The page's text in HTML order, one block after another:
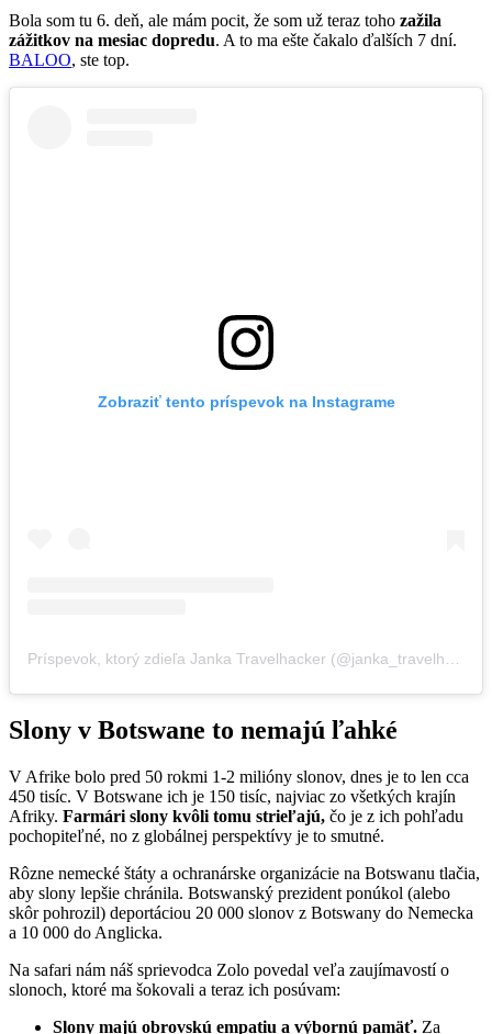
Bola som tu 6. deň, ale mám pocit, že som už teraz toho zažila
zážitkov na mesiac dopredu. A to ma ešte čakalo ďalších 7 dní.
BALOO, ste top.
Zobraziť tento príspevok na Instagrame
Slony v Botswane to nemajú ľahké
V Afrike bolo pred 50 rokmi 1-2 milióny slonov, dnes je to len cca
450 tisíc. V Botswane ich je 150 tisíc, najviac zo všetkých krajín
Afriky. Farmári slony kvôli tomu strieľajú, čo je z ich pohľadu
pochopiteľné, no z globálnej perspektívy je to smutné.
Rôzne nemecké štáty a ochranárske organizácie na Botswanu tlačia,
aby slony lepšie chránila. Botswanský prezident ponúkol (alebo
skôr pohrozil) deportáciou 20 000 slonov z Botswany do Nemecka
a 10 000 do Anglicka.
Na safari nám náš sprievodca Zolo povedal veľa zaujímavostí o
slonoch, ktoré ma šokovali a teraz ich posúvam:
Slony majú obrovskú empatiu a výbornú pamäť. Za